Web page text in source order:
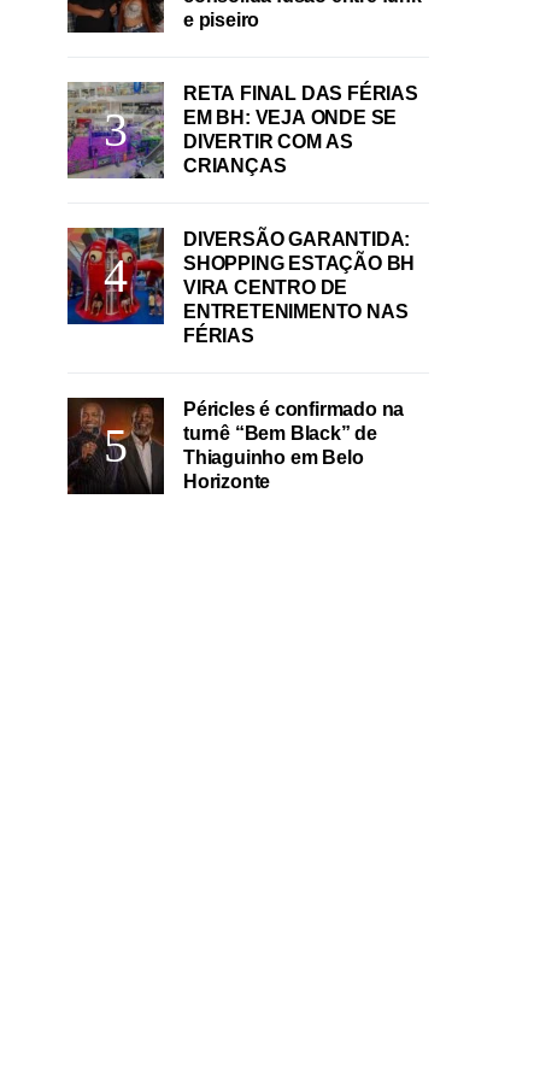
e piseiro
RETA FINAL DAS FÉRIAS
EM BH: VEJA ONDE SE
DIVERTIR COM AS
CRIANÇAS
DIVERSÃO GARANTIDA:
SHOPPING ESTAÇÃO BH
VIRA CENTRO DE
ENTRETENIMENTO NAS
FÉRIAS
Péricles é confirmado na
turnê “Bem Black” de
Thiaguinho em Belo
Horizonte